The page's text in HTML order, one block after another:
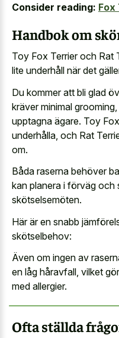
Consider reading: Fox
Handbok om
Toy Fox Terrier och Rat
lite underhåll när det
Du kommer att bli glad
kräver minimal
upptagna ägare. Toy
underhålla, och Rat
om.
Båda raserna behöver
kan planera i förväg och
skötselsemöten.
Här är en snabb
skötselbehov:
Även om ingen av
en låg håravfall, vilket
med allergier.
Ofta ställda